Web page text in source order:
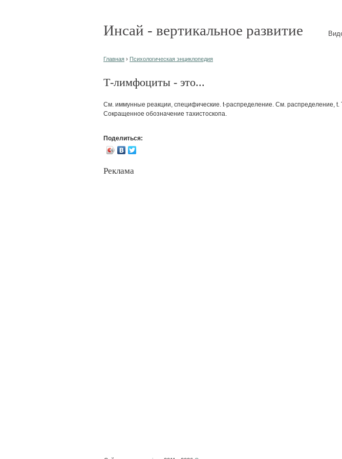
Инсай - вертикальное развитие
Главная › Психологическая энциклопедия
Т-лимфоциты - это...
См. иммунные реакции, специфические. t-распределение. См. распределение, t.
Сокращенное обозначение тахистоскопа.
Поделиться:
Реклама